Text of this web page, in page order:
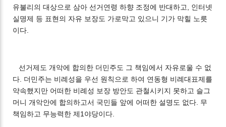
유불리의 대상으로 삼아 선거연령 하향 조정에 반대하고, 인터넷
실명제 등 표현의 자유 보장도 가로막고 있으니 기가 막힐 노릇
이다.
선거제도 개악에 합의한 더민주도 그 책임에서 자유로울 수 없
다. 더민주는 비례성을 우선 원칙으로 하여 연동형 비례대표제를
약속했지만 어떠한 비례성 보장 방안도 관철시키지 못하고 슬그
머니 개악안에 합의하고서 국민들 앞에 어떠한 설명도 없다. 무
책임하고 무능력한 제1야당이다.